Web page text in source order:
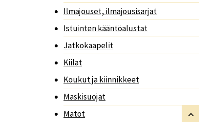
Ilmajouset, ilmajousisarjat
Istuinten kääntöalustat
Jatkokaapelit
Kiilat
Koukut ja kiinnikkeet
Maskisuojat
Matot